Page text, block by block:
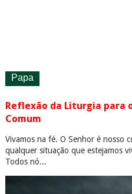
Papa
Reflexão da Liturgia para
Comum
Vivamos na fé. O Senhor é nosso
qualquer situação que estejamos
Todos nó...